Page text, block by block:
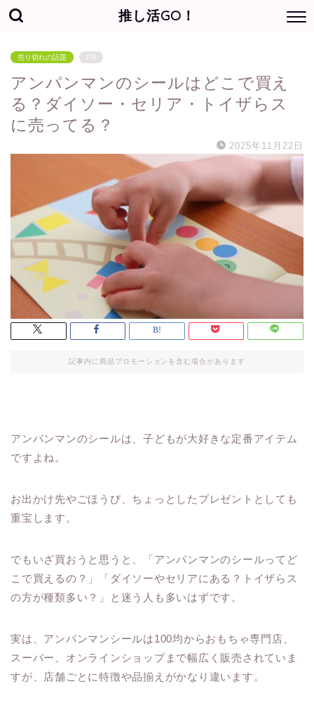
推し活GO！
売り切れの話題 PR
アンパンマンのシールはどこで買え
る？ダイソー・セリア・トイザらス
に売ってる？
2025年11月22日
記事内に商品プロモーションを含む場合があります
アンパンマンのシールは、子どもが大好きな定番アイテム
ですよね。
お出かけ先やごほうび、ちょっとしたプレゼントとしても
重宝します。
でもいざ買おうと思うと、「アンパンマンのシールってど
こで買えるの？」「ダイソーやセリアにある？トイザらス
の方が種類多い？」と迷う人も多いはずです。
実は、アンパンマンシールは100均からおもちゃ専門店、
スーパー、オンラインショップまで幅広く販売されていま
すが、店舗ごとに特徴や品揃えがかなり違います。